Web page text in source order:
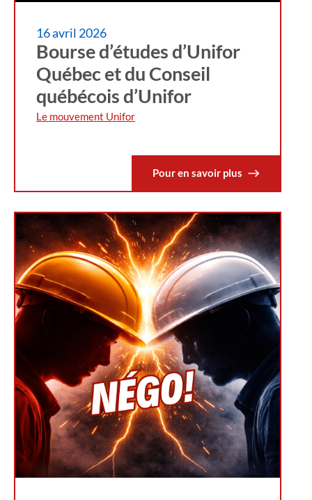
16 avril 2026
Bourse d’études d’Unifor
Québec et du Conseil
québécois d’Unifor
Le mouvement Unifor
Pour en savoir plus